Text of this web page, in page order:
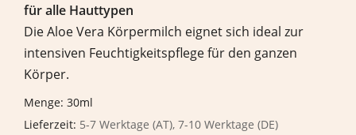
für alle Hauttypen
Die Aloe Vera Körpermilch eignet sich ideal zur
intensiven Feuchtigkeitspflege für den ganzen
Körper.
Menge: 30ml
Lieferzeit: 5-7 Werktage (AT), 7-10 Werktage (DE)